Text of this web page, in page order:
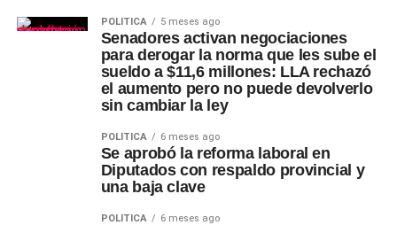
POLÍTICA 5 meses ago
Senadores activan negociaciones
para derogar la norma que les sube el
sueldo a $11,6 millones: LLA rechazó
el aumento pero no puede devolverlo
sin cambiar la ley
POLÍTICA 6 meses ago
Se aprobó la reforma laboral en
Diputados con respaldo provincial y
una baja clave
POLÍTICA 6 meses ago